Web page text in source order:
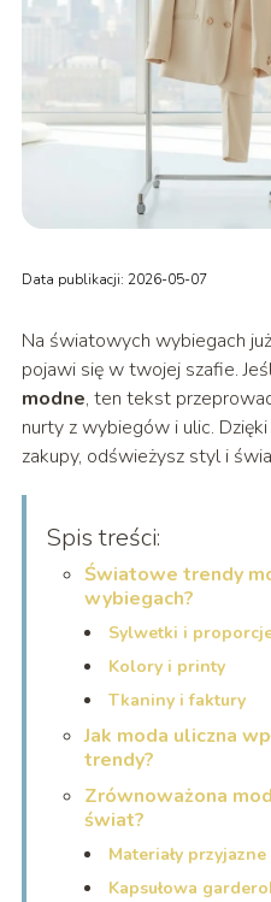
Data publikacji: 2026-05-07
Na światowych wybiegach
pojawi się w twojej szafie.
modne, ten tekst
nurty z wybiegów i ulic.
zakupy, odświeżysz styl i
Spis treści:
Światowe trendy
wybiegach?
Sylwetki i
Kolory i printy
Tkaniny i faktury
Jak moda uliczna
trendy?
Zrównoważona
świat?
Materiały
Kapsułowa